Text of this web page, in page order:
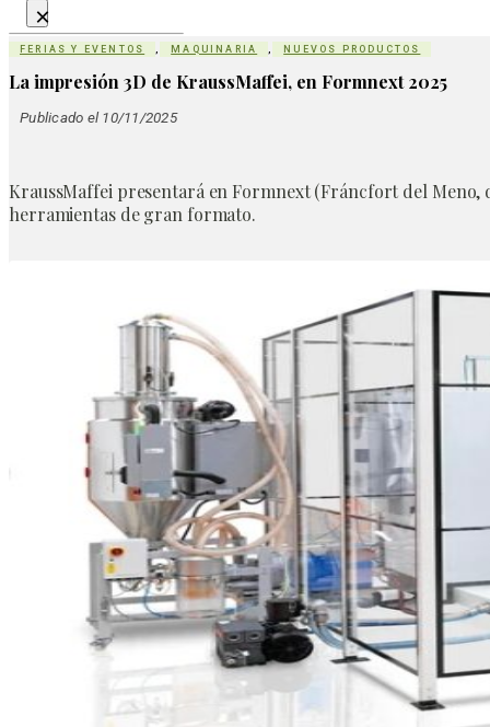
×
FERIAS Y EVENTOS , MAQUINARIA , NUEVOS PRODUCTOS
La impresión 3D de KraussMaffei, en Formnext 2025
Publicado el 10/11/2025
KraussMaffei presentará en Formnext (Fráncfort del Meno,
herramientas de gran formato.